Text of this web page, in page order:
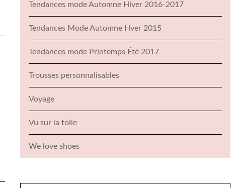
Tendances mode Automne Hiver 2016-2017
Tendances Mode Automne Hver 2015
Tendances mode Printemps Été 2017
Trousses personnalisables
Voyage
Vu sur la toile
We love shoes